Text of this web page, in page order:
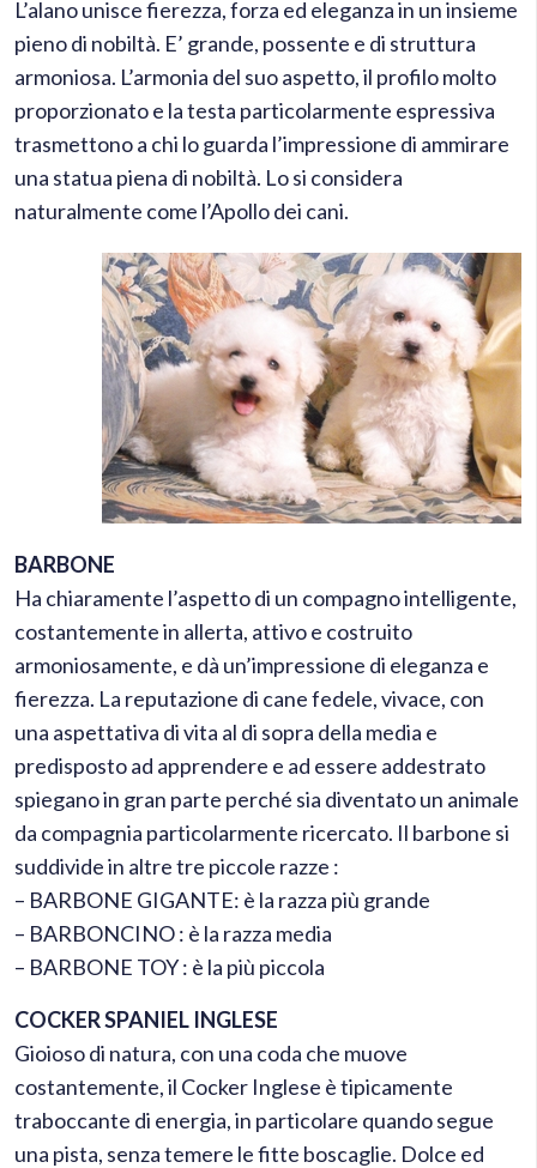
L’alano unisce fierezza, forza ed eleganza in un insieme
pieno di nobiltà. E’ grande, possente e di struttura
armoniosa. L’armonia del suo aspetto, il profilo molto
proporzionato e la testa particolarmente espressiva
trasmettono a chi lo guarda l’impressione di ammirare
una statua piena di nobiltà. Lo si considera
naturalmente come l’Apollo dei cani.
BARBONE
Ha chiaramente l’aspetto di un compagno intelligente,
costantemente in allerta, attivo e costruito
armoniosamente, e dà un’impressione di eleganza e
fierezza. La reputazione di cane fedele, vivace, con
una aspettativa di vita al di sopra della media e
predisposto ad apprendere e ad essere addestrato
spiegano in gran parte perché sia diventato un animale
da compagnia particolarmente ricercato. Il barbone si
suddivide in altre tre piccole razze :
– BARBONE GIGANTE: è la razza più grande
– BARBONCINO : è la razza media
– BARBONE TOY : è la più piccola
COCKER SPANIEL INGLESE
Gioioso di natura, con una coda che muove
costantemente, il Cocker Inglese è tipicamente
traboccante di energia, in particolare quando segue
una pista, senza temere le fitte boscaglie. Dolce ed